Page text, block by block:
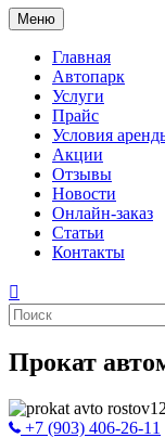
Меню
Главная
Автопарк
Услуги
Прайс
Условия
Акции
Отзывы
Новости
Онлайн-заказ
Статьи
Контакты
Прокат
+7 (903) 406-26-11